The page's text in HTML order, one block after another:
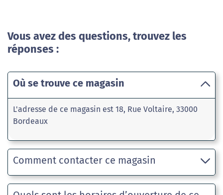
Vous avez des questions, trouvez les
réponses :
Où se trouve ce magasin
L'adresse de ce magasin est 18, Rue Voltaire, 33000
Bordeaux
Comment contacter ce magasin